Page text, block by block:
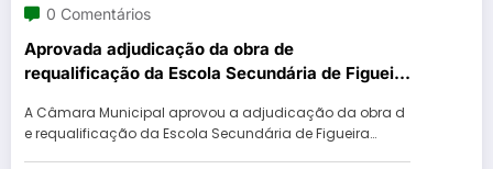
0 Comentários
Aprovada adjudicação da obra de
requalificação da Escola Secundária de Figueira
A Câmara Municipal aprovou a adjudicação da obra d
e requalificação da Escola Secundária de Figueira…